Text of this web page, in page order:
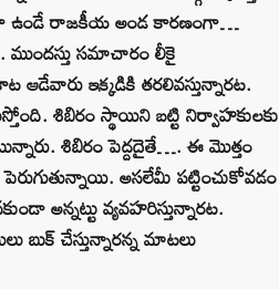
ఉండే రాజకీయ అండ కారణంగా…
ముందస్తు సమాచారం లీకై
ఆడేవారు ఇక్కడికి తరలివస్తున్నారట.
శిబిరం స్థాయిని బట్టి నిర్వాహకులకు
శిబిరం పెద్దదైతే…. ఈ మొత్తం
అసలేమీ పట్టించుకోవడం
అన్నట్టు వ్యవహరిస్తున్నారట.
బుక్‌ చేస్తున్నారన్న మాటలు